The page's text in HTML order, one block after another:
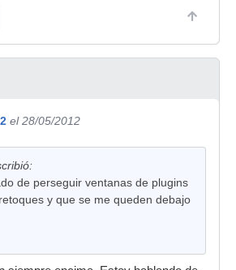
el 28/05/2012
de perseguir ventanas de plugins
y que se me queden debajo